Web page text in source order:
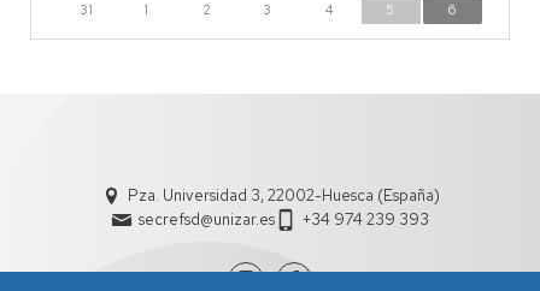
31
1 2 3 4 5 6
Pza. Universidad 3, 22002-Huesca (España)
secrefsd@unizar.es
+34 974 239 393